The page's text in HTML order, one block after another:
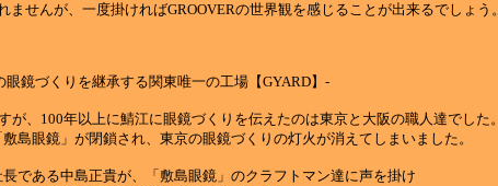
せんが、一度掛ければGROOVERの世界観を感じることが出来るでしょう。
鏡づくりを継承する関東唯一の工場【GYARD】-
が、100年以上に鯖江に眼鏡づくりを伝えたのは東京と大阪の職人達でした。
島眼鏡」が閉鎖され、東京の眼鏡づくりの灯火が消えてしまいました。
である中島正貴が、「敷島眼鏡」のクラフトマン達に声を掛け